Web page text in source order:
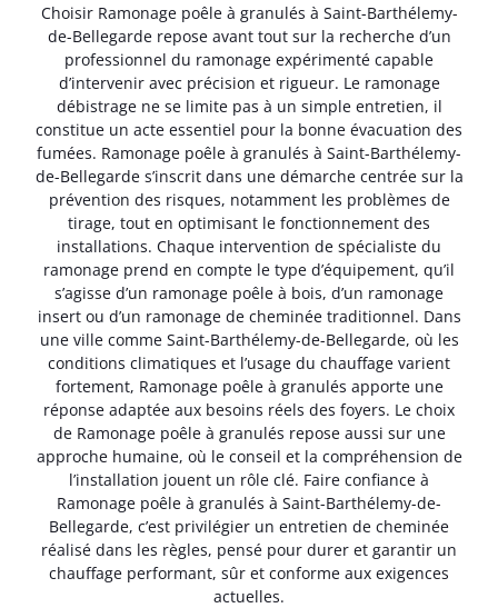
Choisir Ramonage poêle à granulés à Saint-Barthélemy-
de-Bellegarde repose avant tout sur la recherche d’un
professionnel du ramonage expérimenté capable
d’intervenir avec précision et rigueur. Le ramonage
débistrage ne se limite pas à un simple entretien, il
constitue un acte essentiel pour la bonne évacuation des
fumées. Ramonage poêle à granulés à Saint-Barthélemy-
de-Bellegarde s’inscrit dans une démarche centrée sur la
prévention des risques, notamment les problèmes de
tirage, tout en optimisant le fonctionnement des
installations. Chaque intervention de spécialiste du
ramonage prend en compte le type d’équipement, qu’il
s’agisse d’un ramonage poêle à bois, d’un ramonage
insert ou d’un ramonage de cheminée traditionnel. Dans
une ville comme Saint-Barthélemy-de-Bellegarde, où les
conditions climatiques et l’usage du chauffage varient
fortement, Ramonage poêle à granulés apporte une
réponse adaptée aux besoins réels des foyers. Le choix
de Ramonage poêle à granulés repose aussi sur une
approche humaine, où le conseil et la compréhension de
l’installation jouent un rôle clé. Faire confiance à
Ramonage poêle à granulés à Saint-Barthélemy-de-
Bellegarde, c’est privilégier un entretien de cheminée
réalisé dans les règles, pensé pour durer et garantir un
chauffage performant, sûr et conforme aux exigences
actuelles.